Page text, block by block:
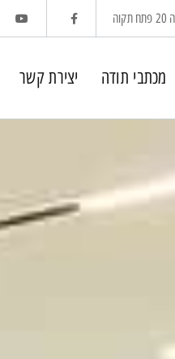
מכתבי תודה יצירת קשר